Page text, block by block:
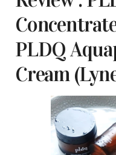
PLDQ
Cream